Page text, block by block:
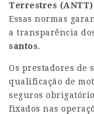
Terrestres (ANTT)
Essas normas
a transparência
santos.
Os prestadores de
qualificação de
seguros
fixados nas